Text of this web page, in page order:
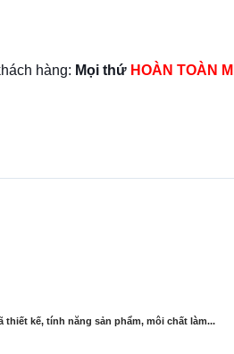
hàng: Mọi thứ HOÀN TOÀN
kế, tính năng sản phẩm, môi chất làm...